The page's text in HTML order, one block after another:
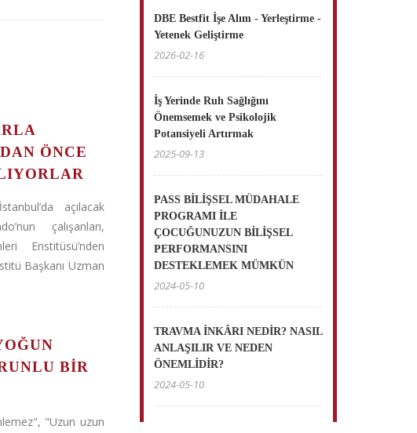
ÖNCE
açılacak
çalışanları,
Enstitüsü’nden
Başkanı Uzman
BIR
"Uzun uzun
DBE Bestfit İşe Alım - Yerleştirme -
Yetenek Geliştirme
2026-02-16
İş Yerinde Ruh Sağlığını
Önemsemek ve Psikolojik
Potansiyeli Artırmak
2025-09-13
PASS BİLİŞSEL MÜDAHALE
PROGRAMI İLE
ÇOCUĞUNUZUN BİLİŞSEL
PERFORMANSINI
DESTEKLEMEK MÜMKÜN
2024-05-10
TRAVMA İNKÂRI NEDİR? NASIL
ANLAŞILIR VE NEDEN
ÖNEMLİDİR?
2024-05-10